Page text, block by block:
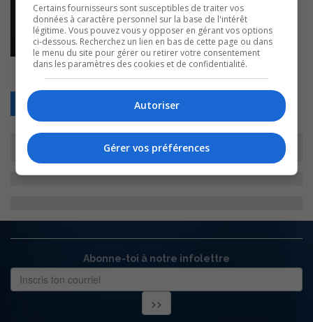
Abonne-toi à notre infolettre
Certains fournisseurs sont susceptibles de traiter vos
données à caractère personnel sur la base de l'intérêt
légitime. Vous pouvez vous y opposer en gérant vos options
ci-dessous. Recherchez un lien en bas de cette page ou dans
le menu du site pour gérer ou retirer votre consentement
dans les paramètres des cookies et de confidentialité.
Autoriser
Gérer vos préférences